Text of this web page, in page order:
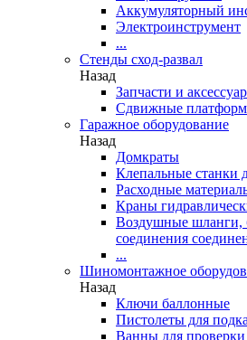
Аккумуляторный
Электроинструмент
...
Стенды сход-развал
Назад
Запчасти и
Сдвижные
Гаражное оборудование
Назад
Домкраты
Клепальные станки
Расходные
Краны
Воздушные шланги,
соединения
...
Шиномонтажное
Назад
Ключи баллонные
Пистолеты для
Ванны для проверки